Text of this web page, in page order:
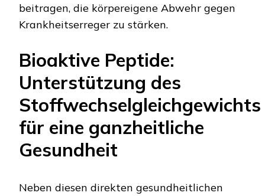
beitragen, die körpereigene Abwehr gegen
Krankheitserreger zu stärken.
Bioaktive Peptide:
Unterstützung des
Stoffwechselgleichgewichts
für eine ganzheitliche
Gesundheit
Neben diesen direkten gesundheitlichen